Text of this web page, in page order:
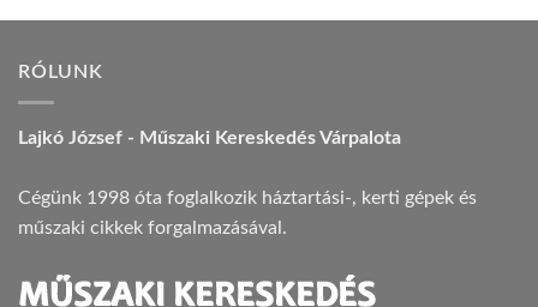
RÓLUNK
Lajkó József - Műszaki Kereskedés Várpalota
Cégünk 1998 óta foglalkozik háztartási-, kerti gépek és
műszaki cikkek forgalmazásával.